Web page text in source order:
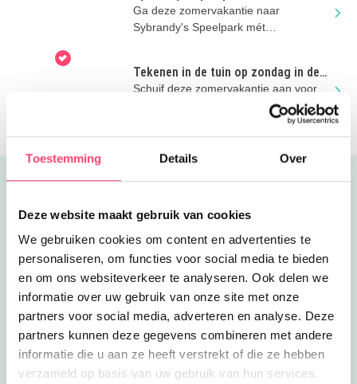
Toestemming Details Over
Deze website maakt gebruik van cookies
We gebruiken cookies om content en advertenties te
personaliseren, om functies voor social media te bieden
en om ons websiteverkeer te analyseren. Ook delen we
informatie over uw gebruik van onze site met onze
partners voor social media, adverteren en analyse. Deze
partners kunnen deze gegevens combineren met andere
informatie die u aan ze heeft verstrekt of die ze hebben
verzameld op basis van uw gebruik van hun services.
Blotevoetenpad Gaasterland
Ga deze zomervakantie naar
Sybrandy's Speelpark mét
Tekenen in de tuin op zondag in de
zomer
Schuif deze zomervakantie aan voor
een leuke tekenmiddag in de tuin van
Keramiekmuseum Princessehof!